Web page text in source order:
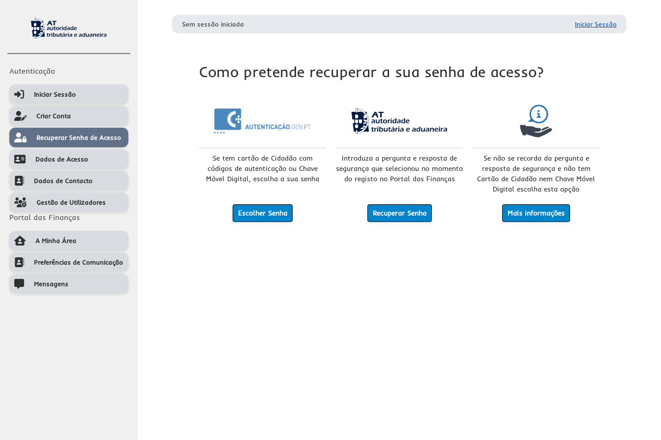
Autenticação
Iniciar SessãoIniciar Sessão
Criar ContaCriar Conta
Recuperar Senha de Acesso
Recuperar Senha de Acesso
Dados de Acesso
Dados de Acesso
Dados de Contacto
Dados de Contacto
Gestão de Utilizadores
Gestão de Utilizadores
Portal das Finanças
A Minha AreaA Minha Área
Preferências de Comunicação
Preferências de Comunicação
MensagensMensagens
Sem sessão iniciada Iniciar Sessão
Como pretende recuperar a sua senha de acesso?
Se tem cartão de Cidadão com
códigos de autenticação ou Chave
Móvel Digital, escolha a sua senha
Escolher Senha
Introduza a pergunta e resposta de
segurança que selecionou no momento
do registo no Portal das Finanças
Recuperar Senha
Se não se recorda da pergunta e
resposta de segurança e não tem
Cartão de Cidadão nem Chave Móvel
Digital escolha esta opção
Mais informações